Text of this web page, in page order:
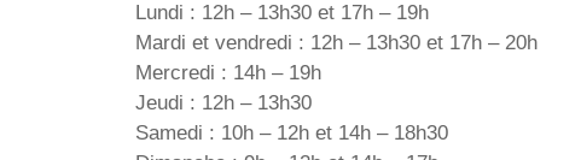
Lundi : 12h – 13h30 et 17h – 19h
Mardi et vendredi : 12h – 13h30 et 17h – 20h
Mercredi : 14h – 19h
Jeudi : 12h – 13h30
Samedi : 10h – 12h et 14h – 18h30